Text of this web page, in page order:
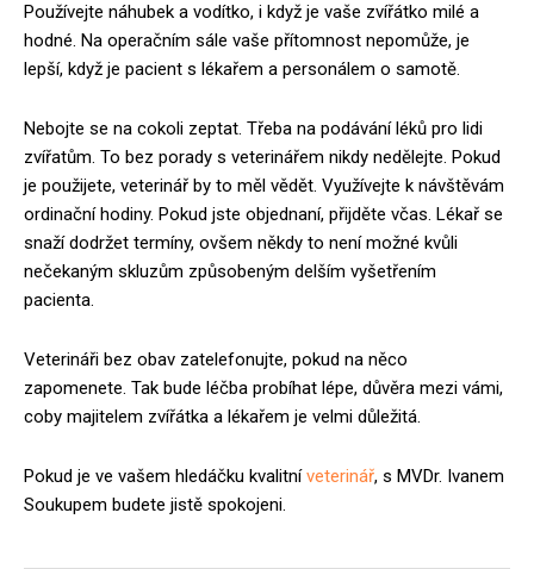
Používejte náhubek a vodítko, i když je vaše zvířátko milé a
hodné. Na operačním sále vaše přítomnost nepomůže, je
lepší, když je pacient s lékařem a personálem o samotě.
Nebojte se na cokoli zeptat. Třeba na podávání léků pro lidi
zvířatům. To bez porady s veterinářem nikdy nedělejte. Pokud
je použijete, veterinář by to měl vědět. Využívejte k návštěvám
ordinační hodiny. Pokud jste objednaní, přijděte včas. Lékař se
snaží dodržet termíny, ovšem někdy to není možné kvůli
nečekaným skluzům způsobeným delším vyšetřením
pacienta.
Veterináři bez obav zatelefonujte, pokud na něco
zapomenete. Tak bude léčba probíhat lépe, důvěra mezi vámi,
coby majitelem zvířátka a lékařem je velmi důležitá.
Pokud je ve vašem hledáčku kvalitníveterinář, s MVDr. Ivanem
Soukupem budete jistě spokojeni.